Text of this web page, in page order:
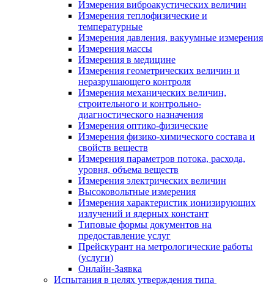
Измерения виброакустических величин
Измерения теплофизические и
температурные
Измерения давления, вакуумные измерения
Измерения массы
Измерения в медицине
Измерения геометрических величин и
неразрушающего контроля
Измерения механических величин,
строительного и контрольно-
диагностического назначения
Измерения оптико-физические
Измерения физико-химического состава и
свойств веществ
Измерения параметров потока, расхода,
уровня, объема веществ
Измерения электрических величин
Высоковольтные измерения
Измерения характеристик ионизирующих
излучений и ядерных констант
Типовые формы документов на
предоставление услуг
Прейскурант на метрологические работы
(услуги)
Онлайн-Заявка
Испытания в целях утверждения типа